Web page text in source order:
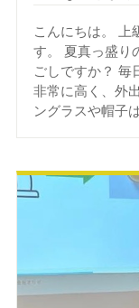
こんにちは。 上
す。 夏真っ盛り
ごしですか？ 毎
非常に高く、外
ングラスや帽子